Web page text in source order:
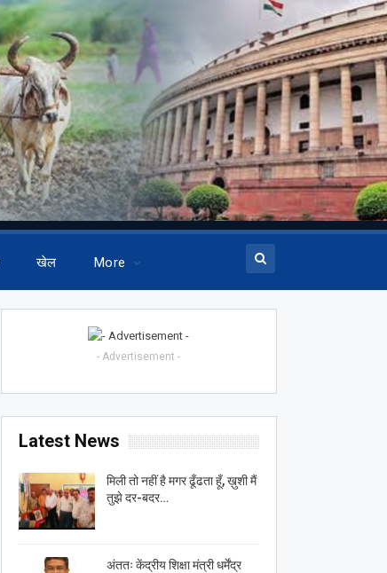
खेल More
- Advertisement -
Latest News
मिली तो नहीं है मगर ढूँढता हूँ, ख़ुशी मैं
तुझे दर-बदर…
अंततः केंद्रीय शिक्षा मंत्री धर्मेंद्र